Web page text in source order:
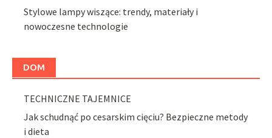
Stylowe lampy wiszące: trendy, materiały i
nowoczesne technologie
DOM
TECHNICZNE TAJEMNICE
Jak schudnąć po cesarskim cięciu? Bezpieczne metody
i dieta